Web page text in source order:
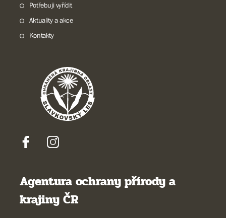
Potřebuji vyřídit
Aktuality a akce
Kontakty
Agentura ochrany přírody a
krajiny ČR